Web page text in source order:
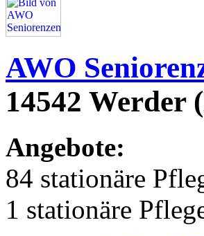
AWO
14542 Werder
Angebote:
84 stationäre
1 stationäre